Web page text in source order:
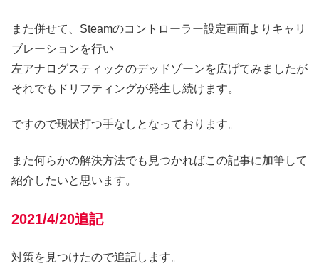
また併せて、Steamのコントローラー設定画面よりキャリ
ブレーションを行い
左アナログスティックのデッドゾーンを広げてみましたが
それでもドリフティングが発生し続けます。
ですので現状打つ手なしとなっております。
また何らかの解決方法でも見つかればこの記事に加筆して
紹介したいと思います。
2021/4/20追記
対策を見つけたので追記します。